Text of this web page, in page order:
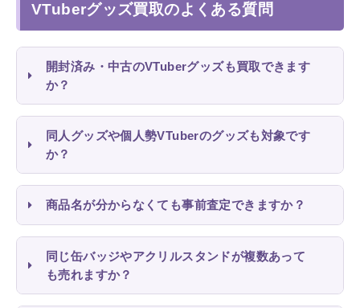
VTuberグッズ買取のよくある質問
開封済み・中古のVTuberグッズも買取できます
か？
同人グッズや個人勢VTuberのグッズも対象です
か？
商品名が分からなくても事前査定できますか？
同じ缶バッジやアクリルスタンドが複数あって
も売れますか？